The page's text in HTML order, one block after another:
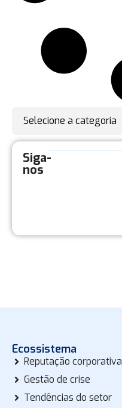
Selecione a categoria
Siga-
nos
Ecossistema
Reputação corporativa
Gestão de crise
Tendências do setor